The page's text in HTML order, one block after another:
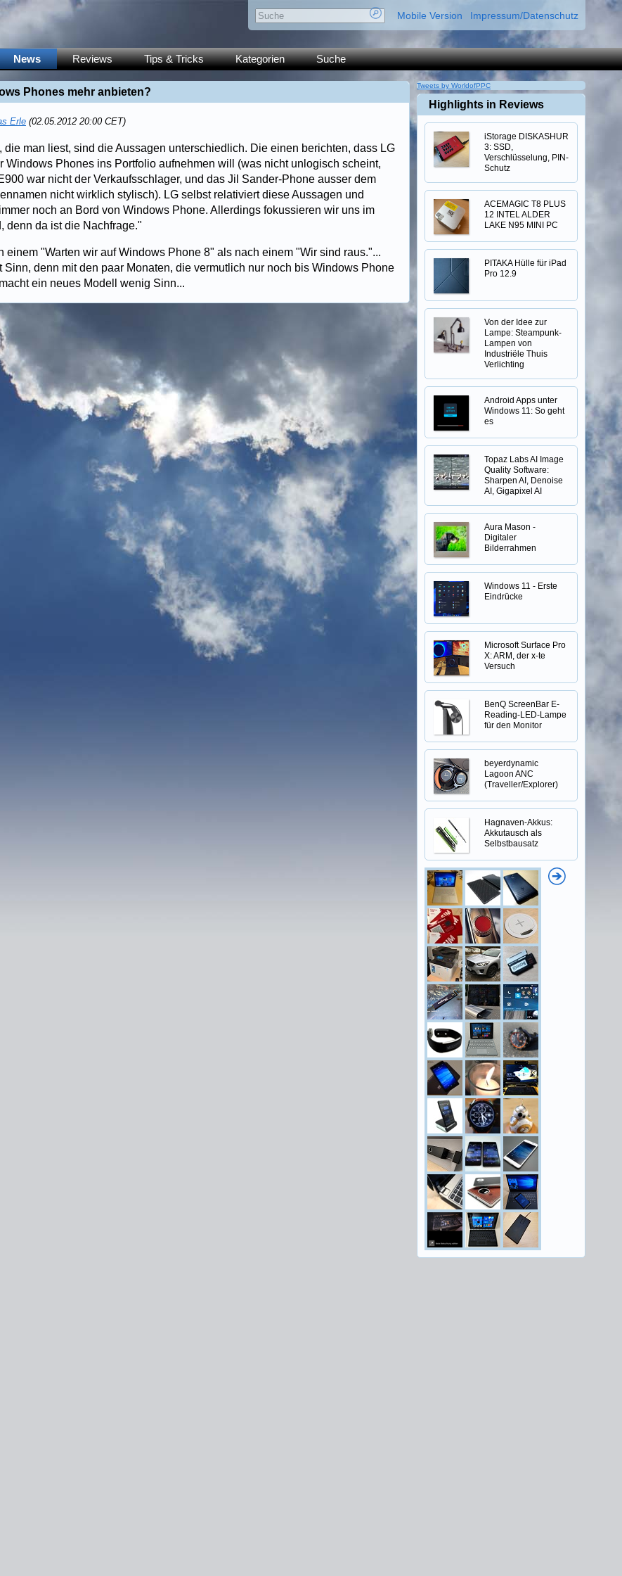
Mobile Version Impressum/Datenschutz
News Reviews Tips & Tricks Kategorien Suche
Phones mehr anbieten?
Erle (02.05.2012 20:00 CET)
die man liest, sind die Aussagen unterschiedlich. Die einen berichten, dass LG
Windows Phones ins Portfolio aufnehmen will (was nicht unlogisch scheint,
war nicht der Verkaufsschlager, und das Jil Sander-Phone ausser dem
nicht wirklich stylisch). LG selbst relativiert diese Aussagen und
noch an Bord von Windows Phone. Allerdings fokussieren wir uns im
denn da ist die Nachfrage."
einem "Warten wir auf Windows Phone 8" als nach einem "Wir sind raus."...
Sinn, denn mit den paar Monaten, die vermutlich nur noch bis Windows Phone
ein neues Modell wenig Sinn...
Tweets by WorldofPPC
Highlights in Reviews
iStorage DISKASHUR
3: SSD,
Verschlüsselung, PIN-
Schutz
ACEMAGIC T8 PLUS
12 INTEL ALDER
LAKE N95 MINI PC
PITAKA Hülle für iPad
Pro 12.9
Von der Idee zur
Lampe: Steampunk-
Lampen von
Industriële Thuis
Verlichting
Android Apps unter
Windows 11: So geht
es
Topaz Labs AI Image
Quality Software:
Sharpen AI, Denoise
AI, Gigapixel AI
Aura Mason -
Digitaler
Bilderrahmen
Windows 11 - Erste
Eindrücke
Microsoft Surface Pro
X: ARM, der x-te
Versuch
BenQ ScreenBar E-
Reading-LED-Lampe
für den Monitor
beyerdynamic
Lagoon ANC
(Traveller/Explorer)
Hagnaven-Akkus:
Akkutausch als
Selbstbausatz